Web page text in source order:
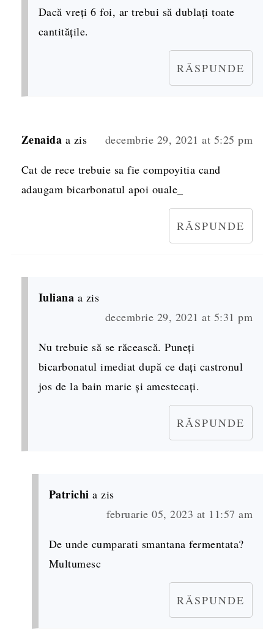
Dacă vreți 6 foi, ar trebui să dublați toate
cantitățile.
RĂSPUNDE
Zenaida a zis decembrie 29, 2021 at 5:25 pm
Cat de rece trebuie sa fie compoyitia cand
adaugam bicarbonatul apoi ouale_
RĂSPUNDE
Iuliana a zis
decembrie 29, 2021 at 5:31 pm
Nu trebuie să se răcească. Puneți
bicarbonatul imediat după ce dați castronul
jos de la bain marie și amestecați.
RĂSPUNDE
Patrichi a zis
februarie 05, 2023 at 11:57 am
De unde cumparati smantana fermentata?
Multumesc
RĂSPUNDE